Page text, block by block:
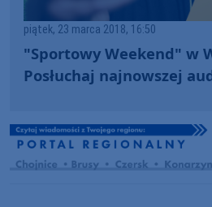
piątek, 23 marca 2018, 16:50
"Sportowy Weekend" w
Posłuchaj najnowszej